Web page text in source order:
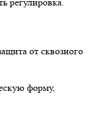
от сквозного
форму,